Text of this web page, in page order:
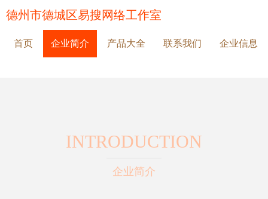
德州市德城区易搜网络工作室
首页 企业简介 产品大全 联系我们 企业信息
INTRODUCTION
企业简介